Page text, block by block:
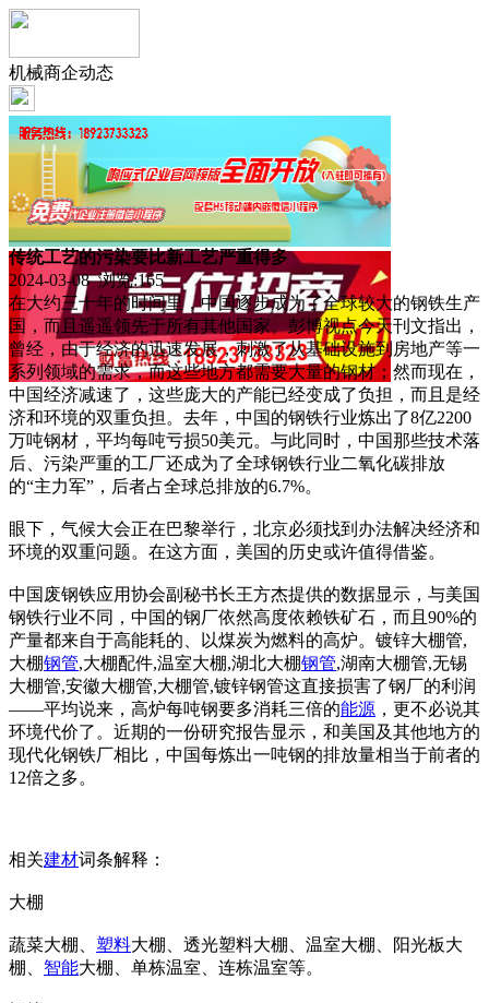
机械商企动态
传统工艺的污染要比新工艺严重得多
2024-03-08 浏览:165
在大约三十年的时间里，中国逐步成为了全球较大的钢铁生产
国，而且遥遥领先于所有其他国家。彭博视点今天刊文指出，
曾经，由于经济的迅速发展，刺激了从基础设施到房地产等一
系列领域的需求，而这些地方都需要大量的钢材；然而现在，
中国经济减速了，这些庞大的产能已经变成了负担，而且是经
济和环境的双重负担。去年，中国的钢铁行业炼出了8亿2200
万吨钢材，平均每吨亏损50美元。与此同时，中国那些技术落
后、污染严重的工厂还成为了全球钢铁行业二氧化碳排放
的“主力军”，后者占全球总排放的6.7%。
眼下，气候大会正在巴黎举行，北京必须找到办法解决经济和
环境的双重问题。在这方面，美国的历史或许值得借鉴。
中国废钢铁应用协会副秘书长王方杰提供的数据显示，与美国
钢铁行业不同，中国的钢厂依然高度依赖铁矿石，而且90%的
产量都来自于高能耗的、以煤炭为燃料的高炉。镀锌大棚管,
大棚钢管,大棚配件,温室大棚,湖北大棚钢管,湖南大棚管,无锡
大棚管,安徽大棚管,大棚管,镀锌钢管这直接损害了钢厂的利润
——平均说来，高炉每吨钢要多消耗三倍的能源 ，更不必说其
环境代价了。近期的一份研究报告显示，和美国及其他地方的
现代化钢铁厂相比，中国每炼出一吨钢的排放量相当于前者的
12倍之多。
相关建材词条解释：
大棚
蔬菜大棚、 塑料大棚、透光塑料大棚、温室大棚、阳光板大
棚、 智能大棚、单栋温室、连栋温室等。